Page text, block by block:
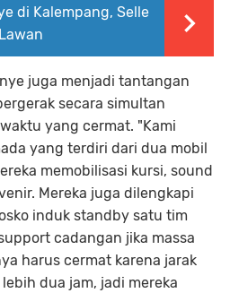
di Kalempang, Selle
juga menjadi tantangan
secara simultan
yang cermat. "Kami
yang terdiri dari dua mobil
memobilisasi kursi, sound
Mereka juga dilengkapi
induk standby satu tim
cadangan jika massa
harus cermat karena jarak
dua jam, jadi mereka